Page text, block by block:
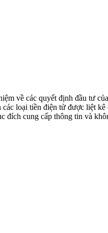
về các quyết định đầu tư
loại tiền điện tử được liệt
đích cung cấp thông tin và